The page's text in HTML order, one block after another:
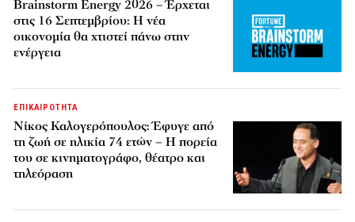
Brainstorm Energy 2026 – Έρχεται
στις 16 Σεπτεμβρίου: Η νέα
οικονομία θα χτιστεί πάνω στην
ενέργεια
ΕΠΙΚΑΙΡΟΤΗΤΑ
Νίκος Καλογερόπουλος: Έφυγε από
τη ζωή σε ηλικία 74 ετών – Η πορεία
του σε κινηματογράφο, θέατρο και
τηλεόραση